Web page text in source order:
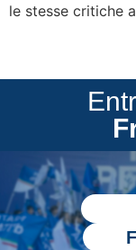
le stesse critiche